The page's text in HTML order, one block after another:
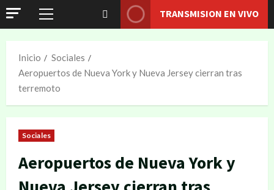
TRANSMISION EN VIVO
Inicio
Sociales
Aeropuertos de Nueva York y Nueva Jersey cierran tras
terremoto
Sociales
Aeropuertos de Nueva York y